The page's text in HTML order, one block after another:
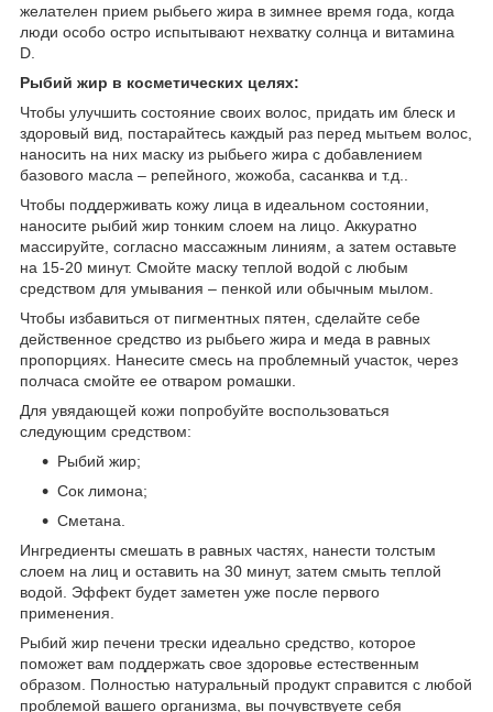
желателен прием рыбьего жира в зимнее время года, когда
люди особо остро испытывают нехватку солнца и витамина
D.
Рыбий жир в косметических целях:
Чтобы улучшить состояние своих волос, придать им блеск и
здоровый вид, постарайтесь каждый раз перед мытьем волос,
наносить на них маску из рыбьего жира с добавлением
базового масла – репейного, жожоба, сасанква и т.д..
Чтобы поддерживать кожу лица в идеальном состоянии,
наносите рыбий жир тонким слоем на лицо. Аккуратно
массируйте, согласно массажным линиям, а затем оставьте
на 15-20 минут. Смойте маску теплой водой с любым
средством для умывания – пенкой или обычным мылом.
Чтобы избавиться от пигментных пятен, сделайте себе
действенное средство из рыбьего жира и меда в равных
пропорциях. Нанесите смесь на проблемный участок, через
полчаса смойте ее отваром ромашки.
Для увядающей кожи попробуйте воспользоваться
следующим средством:
Рыбий жир;
Сок лимона;
Сметана.
Ингредиенты смешать в равных частях, нанести толстым
слоем на лиц и оставить на 30 минут, затем смыть теплой
водой. Эффект будет заметен уже после первого
применения.
Рыбий жир печени трески идеально средство, которое
поможет вам поддержать свое здоровье естественным
образом. Полностью натуральный продукт справится с любой
проблемой вашего организма, вы почувствуете себя